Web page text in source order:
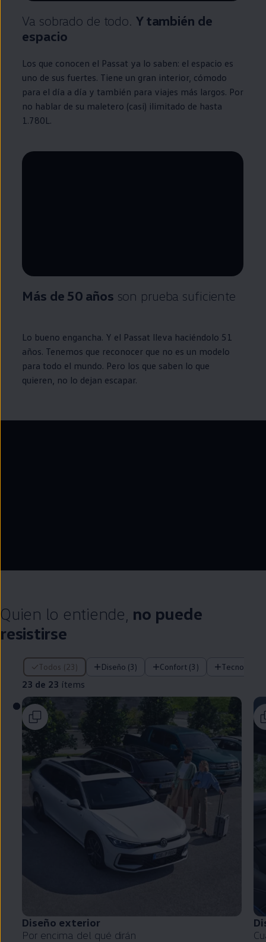
Va sobrado de todo. Y también de
espacio
Los que conocen el Passat ya lo saben: el espacio es
uno de sus fuertes. Tiene un gran interior, cómodo
para el día a día y también para viajes más largos. Por
no hablar de su maletero (casi) ilimitado de hasta
1.780L.
Remaining time, --:--
Más de 50 años son prueba suficiente
Lo bueno engancha. Y el Passat lleva haciéndolo 51
años. Tenemos que reconocer que no es un modelo
para todo el mundo. Pero los que saben lo que
quieren, no lo dejan escapar.
Quien lo entiende, no puede
resistirse
Todos (23) Diseño (3) Confort (3) Tecnología
23 de 23 ítems
23 de 23 ítems
Diseño exterior
Por encima del qué dirán